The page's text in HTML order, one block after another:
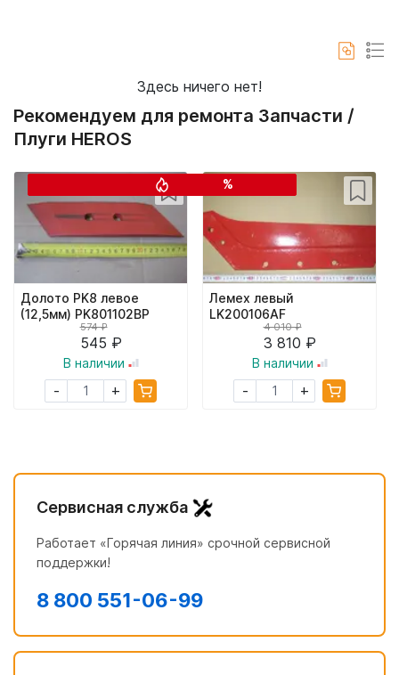
Здесь ничего нет!
Рекомендуем для ремонта Запчасти /
Плуги HEROS
Долото PK8 левое
(12,5мм) PK801102BP
574 ₽
545 ₽
В наличии
- +
%
Лемех левый
LK200106AF
4 010 ₽
3 810 ₽
В наличии
- +
Сервисная служба
Работает «Горячая линия» срочной сервисной
поддержки!
8 800 551-06-99